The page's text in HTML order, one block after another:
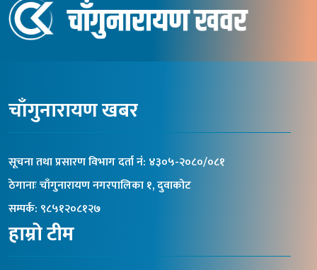
चाँगुनारायण खबर
सूचना तथा प्रसारण विभाग दर्ता नंं: ४३०५-२०८०/०८१
ठेगानाः चाँगुनारायण नगरपालिका १, दुवाकोट
सम्पर्क: ९८५१२०८१२७
हाम्रो टीम